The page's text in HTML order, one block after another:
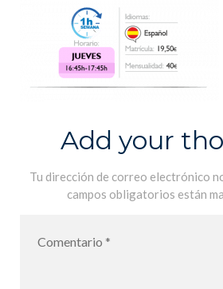
Add your
Tu dirección de correo electrónico
campos obligatorios están